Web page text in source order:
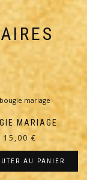
MARIAGE
15,00€
AU PANIER